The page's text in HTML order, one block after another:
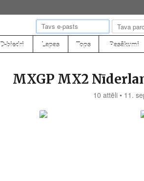
D-biedri Lapas Tops Pasākumi
MXGP MX2
10 attēli • 11.